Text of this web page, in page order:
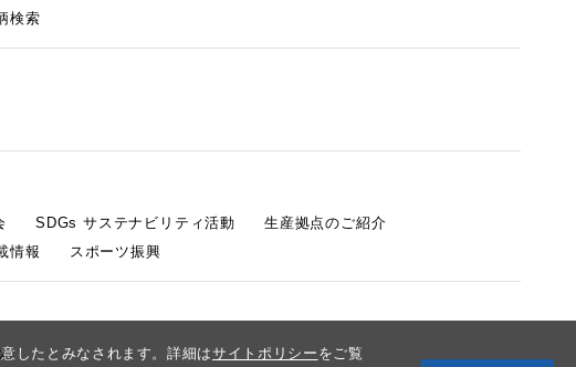
したとみなされます。詳細はサイトポリシー をご覧
検索
SDGs サステナビリティ活動
生産拠点のご紹介
情報 スポーツ振興